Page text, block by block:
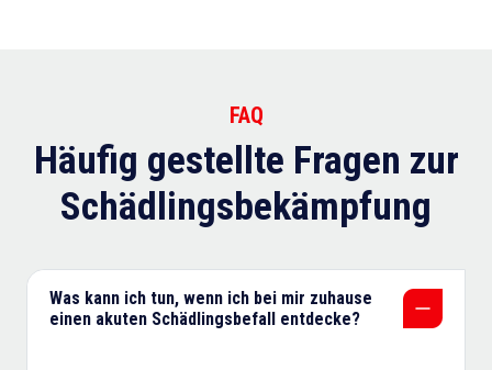
FAQ
Häufig gestellte Fragen zur
Schädlingsbekämpfung
Was kann ich tun, wenn ich bei mir zuhause
einen akuten Schädlingsbefall entdecke?